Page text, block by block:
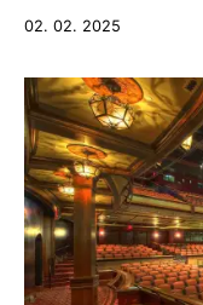
02. 02. 2025